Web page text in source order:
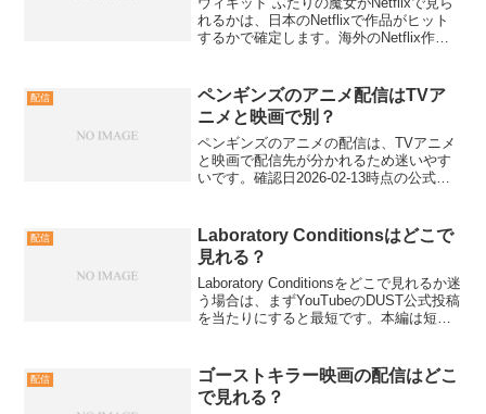
れるかは、日本のNetflixで作品がヒット
するかで確定します。海外のNetflix作品
JustWatch日本では、...
配信
ペンギンズのアニメ配信はTVア
ニメと映画で別？
ペンギンズのアニメの配信は、TVアニメ
と映画で配信先が分かれるため迷いやす
いです。確認日2026-02-13時点の公式作
す。まず作品を間違えないための確認手
順最初にTVア...
配信
Laboratory Conditionsはどこで
見れる？
Laboratory Conditionsをどこで見れるか迷
う場合は、まずYouTubeのDUST公式投稿
を当たりにすると最短です。本編は短編
容と思われる動画が...
配信
ゴーストキラー映画の配信はどこ
で見れる？